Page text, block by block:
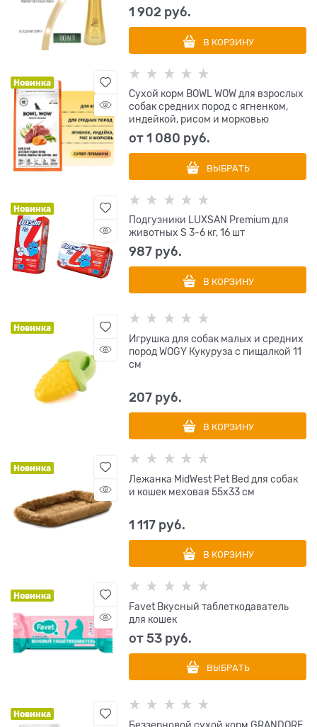
1 902 руб.
В КОРЗИНУ
Новинка
Сухой корм BOWL WOW для взрослых
собак средних пород с ягненком,
индейкой, рисом и морковью
от1 080 руб.
ВЫБРАТЬ
Новинка
Подгузники LUXSAN Premium для
животных S 3-6 кг, 16 шт
987 руб.
В КОРЗИНУ
Новинка
Игрушка для собак малых и средних
пород WOGY Кукуруза с пищалкой 11
см
207 руб.
В КОРЗИНУ
Новинка
Лежанка MidWest Pet Bed для собак
и кошек меховая 55х33 см
1 117 руб.
В КОРЗИНУ
Новинка
Favet Вкусный таблеткодаватель
для кошек
от53 руб.
ВЫБРАТЬ
Новинка
Беззерновой сухой корм GRANDORF